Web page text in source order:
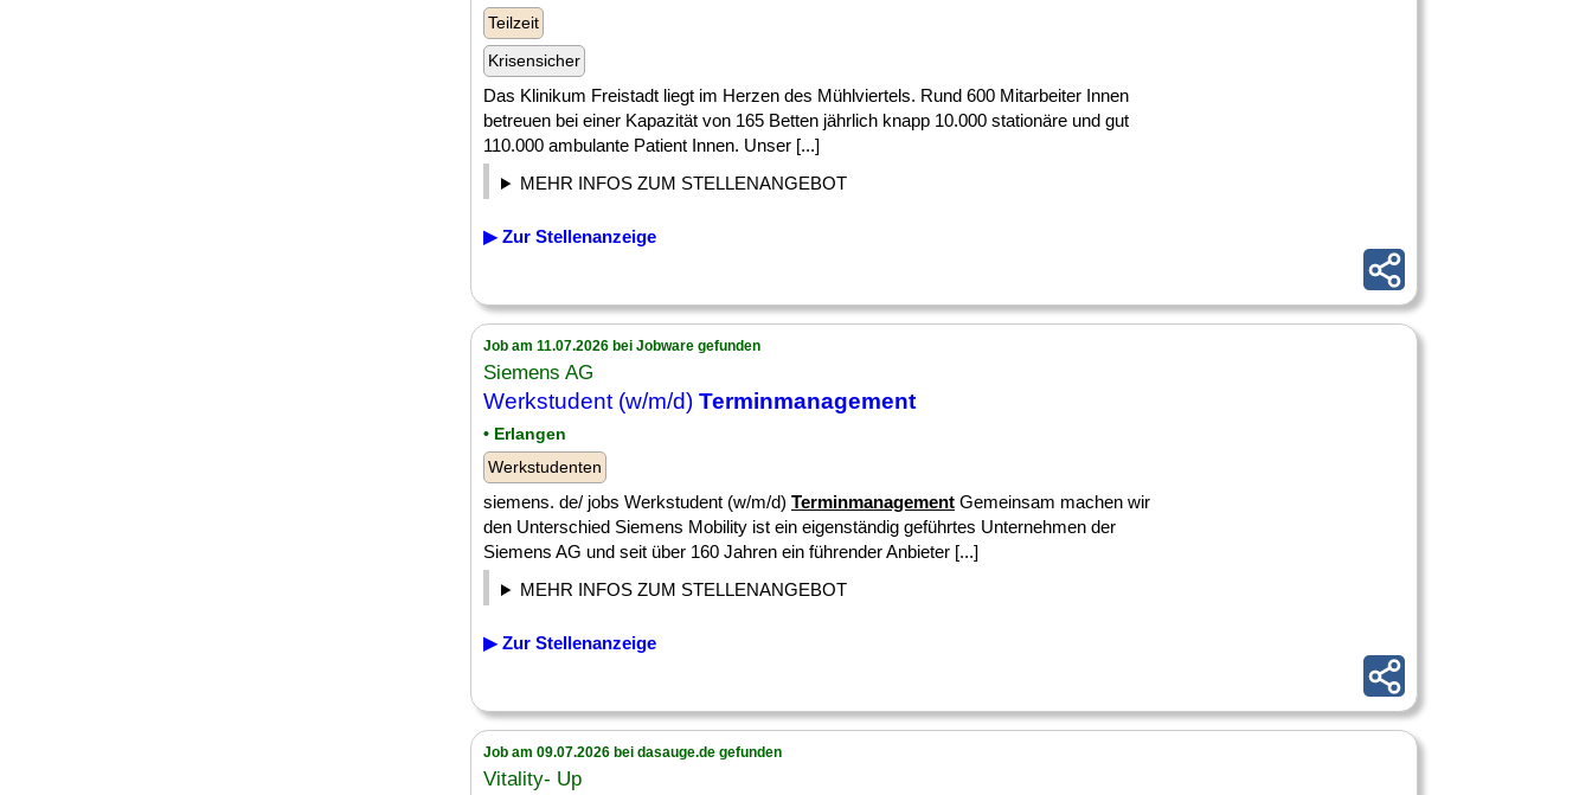
Teilzeit
Krisensicher
Das Klinikum Freistadt liegt im Herzen des Mühlviertels. Rund 600 Mitarbeiter Innen
betreuen bei einer Kapazität von 165 Betten jährlich knapp 10.000 stationäre und gut
110.000 ambulante Patient Innen. Unser [...]
MEHR INFOS ZUM STELLENANGEBOT
▶ Zur Stellenanzeige
Job am 11.07.2026 bei Jobware gefunden
Siemens AG
Werkstudent (w/m/d) Terminmanagement
• Erlangen
Werkstudenten
siemens. de/ jobs Werkstudent (w/m/d) Terminmanagement Gemeinsam machen wir
den Unterschied Siemens Mobility ist ein eigenständig geführtes Unternehmen der
Siemens AG und seit über 160 Jahren ein führender Anbieter [...]
MEHR INFOS ZUM STELLENANGEBOT
▶ Zur Stellenanzeige
Job am 09.07.2026 bei dasauge.de gefunden
Vitality- Up